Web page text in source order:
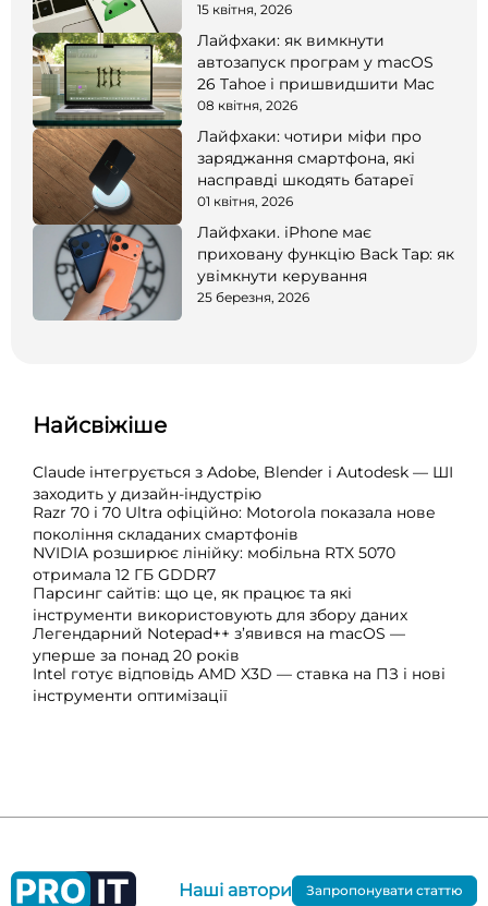
15 квітня, 2026
Лайфхаки: як вимкнути
автозапуск програм у macOS
26 Tahoe і пришвидшити Mac
08 квітня, 2026
Лайфхаки: чотири міфи про
заряджання смартфона, які
насправді шкодять батареї
01 квітня, 2026
Лайфхаки. iPhone має
приховану функцію Back Tap: як
увімкнути керування
25 березня, 2026
Найсвіжіше
Claude інтегрується з Adobe, Blender і Autodesk — ШІ
заходить у дизайн-індустрію
Razr 70 і 70 Ultra офіційно: Motorola показала нове
покоління складаних смартфонів
NVIDIA розширює лінійку: мобільна RTX 5070
отримала 12 ГБ GDDR7
Парсинг сайтів: що це, як працює та які
інструменти використовують для збору даних
Легендарний Notepad++ з’явився на macOS —
уперше за понад 20 років
Intel готує відповідь AMD X3D — ставка на ПЗ і нові
інструменти оптимізації
Наші автори Запропонувати статтю